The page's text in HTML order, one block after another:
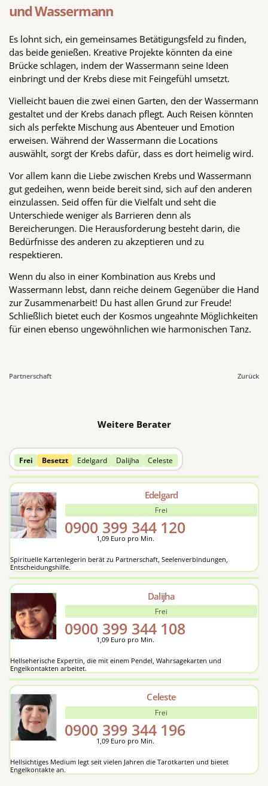
und Wassermann
Es lohnt sich, ein gemeinsames Betätigungsfeld zu finden,
das beide genießen. Kreative Projekte könnten da eine
Brücke schlagen, indem der Wassermann seine Ideen
einbringt und der Krebs diese mit Feingefühl umsetzt.
Vielleicht bauen die zwei einen Garten, den der Wassermann
gestaltet und der Krebs danach pflegt. Auch Reisen könnten
sich als perfekte Mischung aus Abenteuer und Emotion
erweisen. Während der Wassermann die Locations
auswählt, sorgt der Krebs dafür, dass es dort heimelig wird.
Vor allem kann die Liebe zwischen Krebs und Wassermann
gut gedeihen, wenn beide bereit sind, sich auf den anderen
einzulassen. Seid offen für die Vielfalt und seht die
Unterschiede weniger als Barrieren denn als
Bereicherungen. Die Herausforderung besteht darin, die
Bedürfnisse des anderen zu akzeptieren und zu
respektieren.
Wenn du also in einer Kombination aus Krebs und
Wassermann lebst, dann reiche deinem Gegenüber die Hand
zur Zusammenarbeit! Du hast allen Grund zur Freude!
Schließlich bietet euch der Kosmos ungeahnte Möglichkeiten
für einen ebenso ungewöhnlichen wie harmonischen Tanz.
Partnerschaft Zurück
Weitere Berater
Frei Besetzt Edelgard Dalijha Celeste
Edelgard
Frei
0900 399 344 120
1,09 Euro pro Min.
Spirituelle Kartenlegerin berät zu Partnerschaft, Seelenverbindungen,
Entscheidungshilfe.
Dalijha
Frei
0900 399 344 108
1,09 Euro pro Min.
Hellseherische Expertin, die mit einem Pendel, Wahrsagekarten und
Engelkontakten arbeitet.
Celeste
Frei
0900 399 344 196
1,09 Euro pro Min.
Hellsichtiges Medium legt seit vielen Jahren die Tarotkarten und bietet
Engelkontakte an.